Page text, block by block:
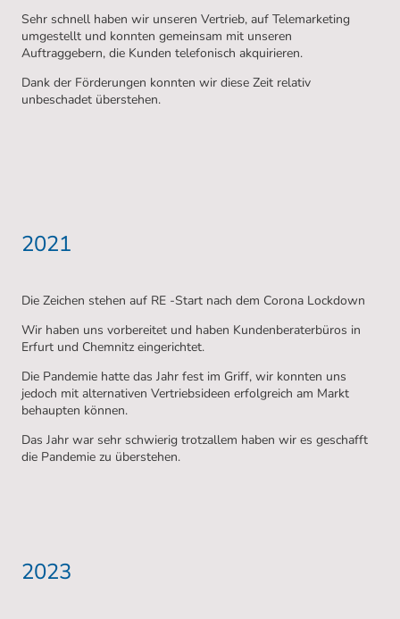
Sehr schnell haben wir unseren Vertrieb, auf Telemarketing
umgestellt und konnten gemeinsam mit unseren
Auftraggebern, die Kunden telefonisch akquirieren.
Dank der Förderungen konnten wir diese Zeit relativ
unbeschadet überstehen.
2021
Die Zeichen stehen auf RE -Start nach dem Corona Lockdown
Wir haben uns vorbereitet und haben Kundenberaterbüros in
Erfurt und Chemnitz eingerichtet.
Die Pandemie hatte das Jahr fest im Griff, wir konnten uns
jedoch mit alternativen Vertriebsideen erfolgreich am Markt
behaupten können.
Das Jahr war sehr schwierig trotzallem haben wir es geschafft
die Pandemie zu überstehen.
2023